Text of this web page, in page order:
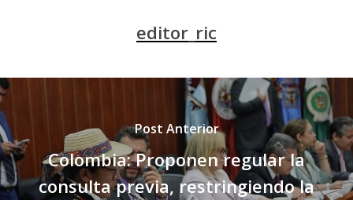
editor_ric
Post Anterior
Colombia: Proponen regular la
consulta previa, restringiendo la